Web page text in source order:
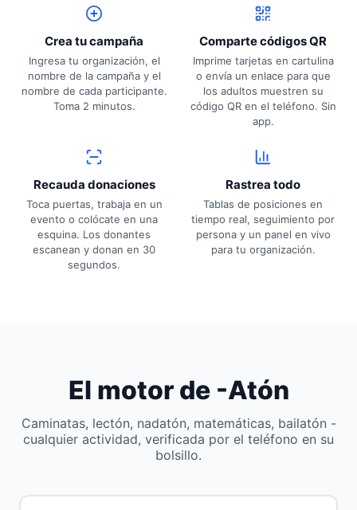
Crea tu campaña
Ingresa tu organización, el
nombre de la campaña y el
nombre de cada participante.
Toma 2 minutos.
Comparte códigos QR
Imprime tarjetas en cartulina
o envía un enlace para que
los adultos muestren su
código QR en el teléfono. Sin
app.
Recauda donaciones
Toca puertas, trabaja en un
evento o colócate en una
esquina. Los donantes
escanean y donan en 30
segundos.
Rastrea todo
Tablas de posiciones en
tiempo real, seguimiento por
persona y un panel en vivo
para tu organización.
El motor de -Atón
Caminatas, lectón, nadatón, matemáticas, bailatón -
cualquier actividad, verificada por el teléfono en su
bolsillo.